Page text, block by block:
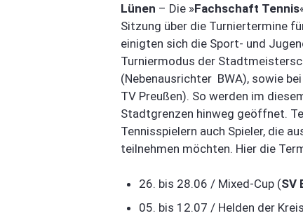
Lünen – Die »Fachschaft Tennis
Sitzung über die Turniertermine
einigten sich die Sport- und
Turniermodus der
(Nebenausrichter BWA), sowie
TV Preußen). So werden im
Stadtgrenzen hinweg geöffnet.
Tennisspielern auch Spieler, die
teilnehmen möchten. Hier die
26. bis 28.06 / Mixed-Cup (SV
05. bis 12.07 / Helden der